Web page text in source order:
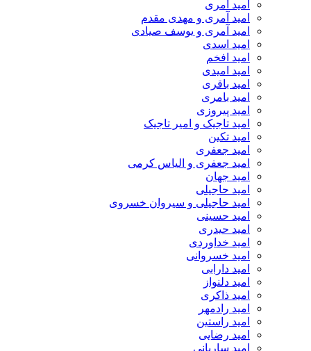
امید آمری
امید آمری و مهدی مقدم
امید آمری و یوسف صیادی
امید اسدی
امید افخم
امید امیدی
امید باقری
امید بامری
امید پیروزی
امید تاجیک و امیر تاجیک
امید تکین
امید جعفری
امید جعفری و الیاس کرمی
امید جهان
امید حاجیلی
امید حاجیلی و سیروان خسروی
امید حسینی
امید حیدری
امید خداوردی
امید خسروانی
امید دارابی
امید دلنواز
امید ذاکری
امید رادمهر
امید راستین
امید رضایی
امید ساربانی